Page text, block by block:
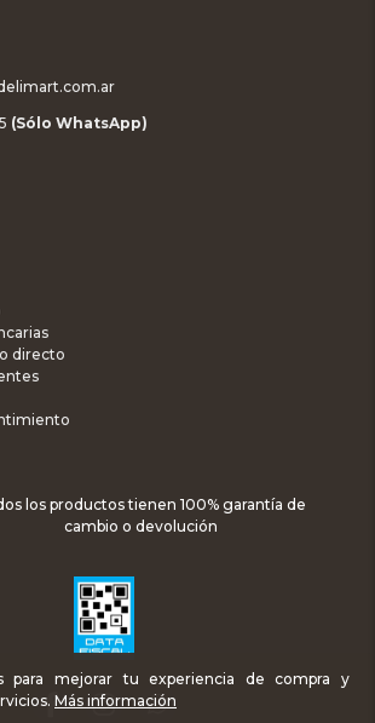
(Sólo WhatsApp)
directo
los productos tienen 100% garantía de
cambio o devolución
para mejorar tu experiencia de compra y
Más información